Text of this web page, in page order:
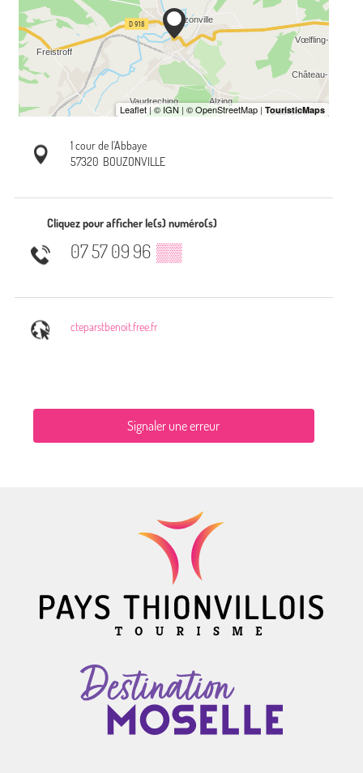
1 cour de l'Abbaye
57320 BOUZONVILLE
Cliquez pour afficher le(s) numéro(s)
07 57 09 96 ▒▒
cteparstbenoit.free.fr
Signaler une erreur